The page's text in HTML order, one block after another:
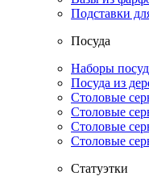
Подставки
Посуда
Наборы
Посуда из
Столовые
Столовые
Столовые
Столовые
Статуэтки